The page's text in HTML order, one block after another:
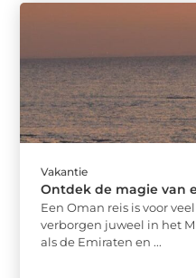
Vakantie
Ontdek de magie van
Een Oman reis is voor
verborgen juweel in het
als de Emiraten en ...